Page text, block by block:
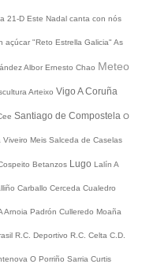
21-D Este Nadal canta con nós
açúcar "Reto Estrella Galicia" As
Albor Ernesto Chao Meteo
Arteixo Vigo A Coruña
Santiago de Compostela O
Viveiro Meis Salceda de Caselas
Betanzos Lugo Lalín A
Carballo Cerceda Cualedro
Arnoia Padrón Culleredo Moaña
R.C. Deportivo R.C. Celta C.D.
O Porriño Sarria Curtis